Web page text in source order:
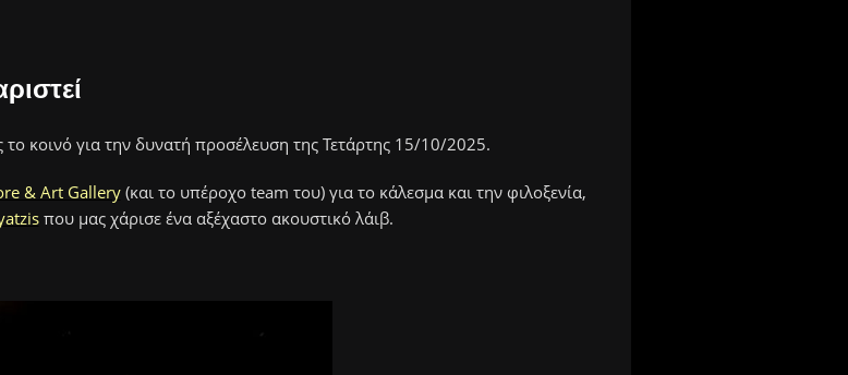
το κοινό για την δυνατή προσέλευση της Τετάρτης 15/10/2025.
& Art Gallery(και το υπέροχο team του) για το κάλεσμα και την φιλοξενία,
που μας χάρισε ένα αξέχαστο ακουστικό λάιβ.